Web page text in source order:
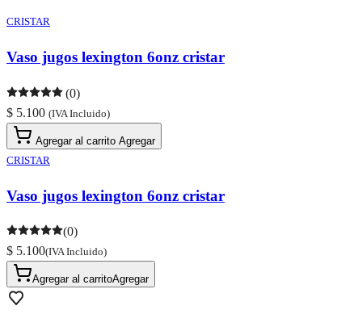
CRISTAR
Vaso jugos lexington 6onz cristar
(0)
$ 5.100 (IVA Incluido)
Agregar al carrito Agregar
CRISTAR
Vaso jugos lexington 6onz cristar
(0)
$ 5.100(IVA Incluido)
Agregar al carritoAgregar